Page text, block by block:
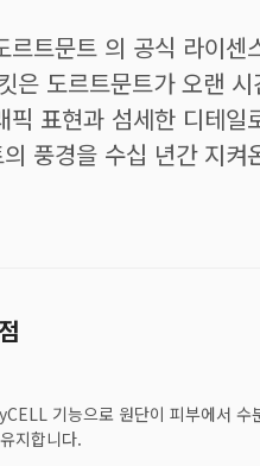
르트문트 의 공식 라이센
은 도르트문트가 오랜
픽 표현과 섬세한 디테
풍경을 수십 년간 지
기능으로 원단이 피부에서 수
지합니다.